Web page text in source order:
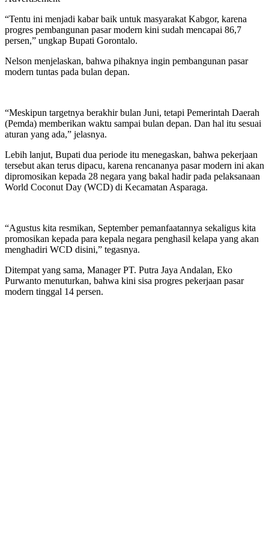
“Tentu ini menjadi kabar baik untuk masyarakat Kabgor, karena
progres pembangunan pasar modern kini sudah mencapai 86,7
persen,” ungkap Bupati Gorontalo.
Nelson menjelaskan, bahwa pihaknya ingin pembangunan pasar
modern tuntas pada bulan depan.
“Meskipun targetnya berakhir bulan Juni, tetapi Pemerintah Daerah
(Pemda) memberikan waktu sampai bulan depan. Dan hal itu sesuai
aturan yang ada,” jelasnya.
Lebih lanjut, Bupati dua periode itu menegaskan, bahwa pekerjaan
tersebut akan terus dipacu, karena rencananya pasar modern ini akan
dipromosikan kepada 28 negara yang bakal hadir pada pelaksanaan
World Coconut Day (WCD) di Kecamatan Asparaga.
“Agustus kita resmikan, September pemanfaatannya sekaligus kita
promosikan kepada para kepala negara penghasil kelapa yang akan
menghadiri WCD disini,” tegasnya.
Ditempat yang sama, Manager PT. Putra Jaya Andalan, Eko
Purwanto menuturkan, bahwa kini sisa progres pekerjaan pasar
modern tinggal 14 persen.